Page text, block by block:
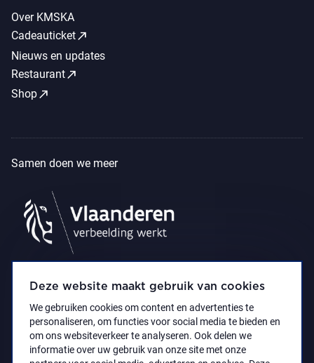
Deze website maakt gebruik van cookies
We gebruiken cookies om content en advertenties te
personaliseren, om functies voor social media te bieden en
om ons websiteverkeer te analyseren. Ook delen we
informatie over uw gebruik van onze site met onze
Over KMSKA
Cadeauticketcall_made
Nieuws en updates
Restaurantcall_made
Shopcall_made
Samen doen we meer